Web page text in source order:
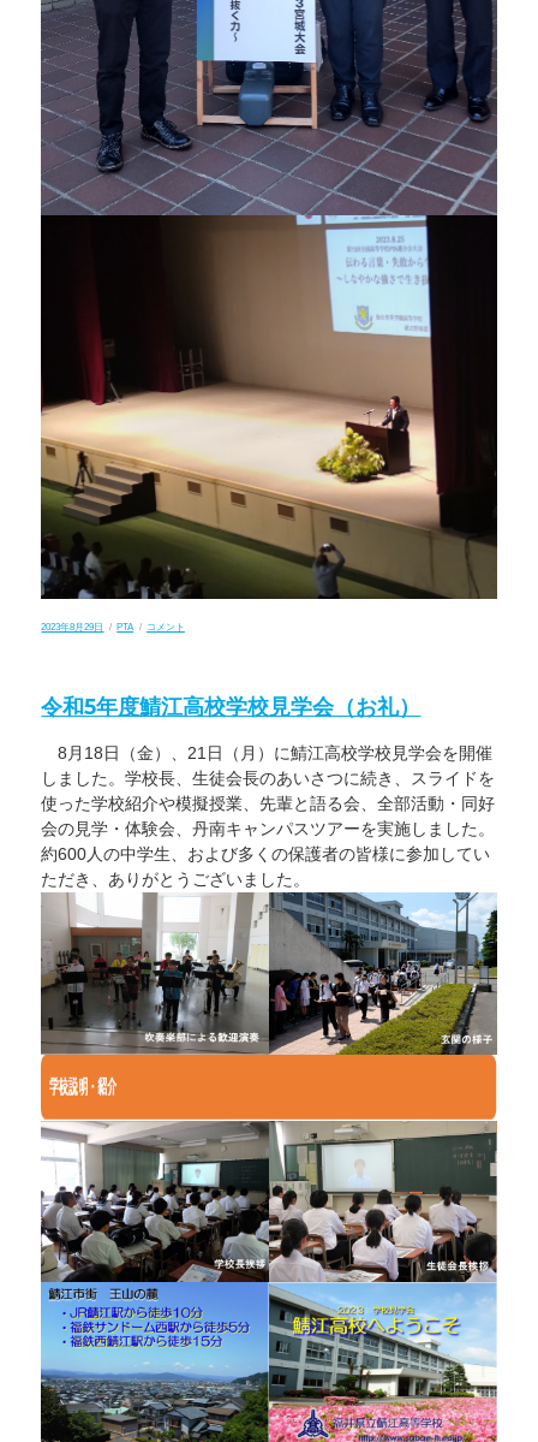
投
2023年8月29日
カ
PTA
令
第
72
全
高
等
学
校
PTA
連
合
会
宮
城
大
会
に
コメント
令和5年度鯖江高校学校見学会（お礼）
8月18日（金）、21日（月）に鯖江高校学校見学会を開催
しました。学校長、生徒会長のあいさつに続き、スライドを
使った学校紹介や模擬授業、先輩と語る会、全部活動・同好
会の見学・体験会、丹南キャンパスツアーを実施しました。
約600人の中学生、および多くの保護者の皆様に参加してい
ただき、ありがとうございました。